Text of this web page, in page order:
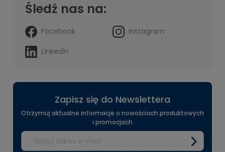
Śledź nas na:
Facebook
Instagram
Linkedin
Zapisz się do Newslettera
Otrzymuj aktualne informacje o nowościach produktowych
i promocjach